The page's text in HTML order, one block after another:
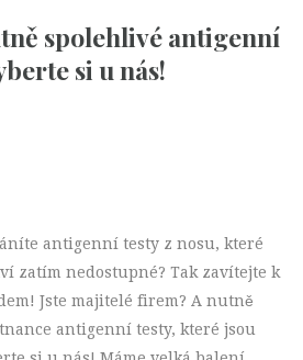
spolehlivé antigenní
si u nás!
antigenní testy z nosu, které
zatím nedostupné? Tak zavítejte k
Jste majitelé firem? A nutně
antigenní testy, které jsou